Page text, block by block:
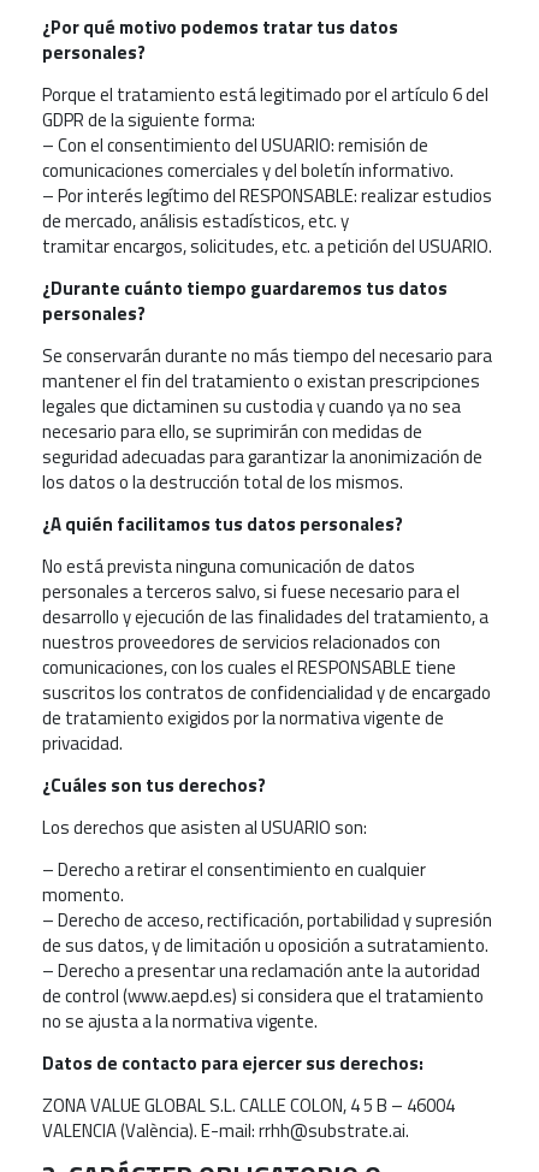
¿Por qué motivo podemos tratar tus datos
personales?
Porque el tratamiento está legitimado por el artículo 6 del
GDPR de la siguiente forma:
– Con el consentimiento del USUARIO: remisión de
comunicaciones comerciales y del boletín informativo.
– Por interés legítimo del RESPONSABLE: realizar estudios
de mercado, análisis estadísticos, etc. y
tramitar encargos, solicitudes, etc. a petición del USUARIO.
¿Durante cuánto tiempo guardaremos tus datos
personales?
Se conservarán durante no más tiempo del necesario para
mantener el fin del tratamiento o existan prescripciones
legales que dictaminen su custodia y cuando ya no sea
necesario para ello, se suprimirán con medidas de
seguridad adecuadas para garantizar la anonimización de
los datos o la destrucción total de los mismos.
¿A quién facilitamos tus datos personales?
No está prevista ninguna comunicación de datos
personales a terceros salvo, si fuese necesario para el
desarrollo y ejecución de las finalidades del tratamiento, a
nuestros proveedores de servicios relacionados con
comunicaciones, con los cuales el RESPONSABLE tiene
suscritos los contratos de confidencialidad y de encargado
de tratamiento exigidos por la normativa vigente de
privacidad.
¿Cuáles son tus derechos?
Los derechos que asisten al USUARIO son:
– Derecho a retirar el consentimiento en cualquier
momento.
– Derecho de acceso, rectificación, portabilidad y supresión
de sus datos, y de limitación u oposición a sutratamiento.
– Derecho a presentar una reclamación ante la autoridad
de control (www.aepd.es) si considera que el tratamiento
no se ajusta a la normativa vigente.
Datos de contacto para ejercer sus derechos:
ZONA VALUE GLOBAL S.L. CALLE COLON, 4 5 B – 46004
VALENCIA (València). E-mail: rrhh@substrate.ai.